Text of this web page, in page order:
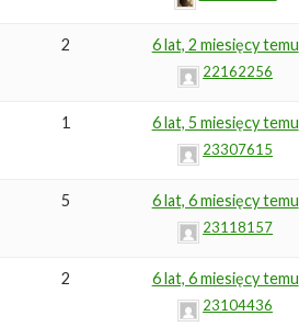
2 6 lat, 2 miesięcy temu
22162256
1 6 lat, 5 miesięcy temu
23307615
5 6 lat, 6 miesięcy temu
23118157
2 6 lat, 6 miesięcy temu
23104436